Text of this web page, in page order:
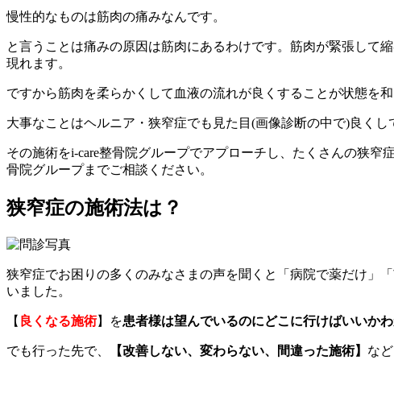
慢性的なものは筋肉の痛みなんです。
と言うことは痛みの原因は筋肉にあるわけです。筋肉が緊張して
現れます。
ですから筋肉を柔らかくして血液の流れが良くすることが状態を和
大事なことはヘルニア・狭窄症でも見た目(画像診断の中で)良く
その施術をi-care整骨院グループでアプローチし、たくさんの狭
骨院グループまでご相談ください。
狭窄症の施術法は？
狭窄症でお困りの多くのみなさまの声を聞くと「病院で薬だけ」
いました。
【 良くなる施術】を患者様は望んでいるのにどこに行けばいいかわ
でも行った先で、 【改善しない、変わらない、間違った施術】 な